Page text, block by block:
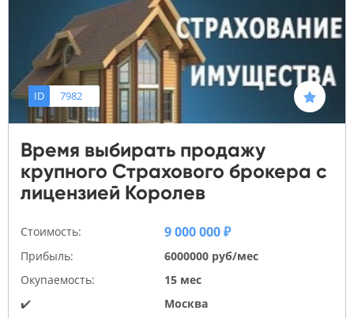
ID 7982
Время выбирать продажу
крупного Страхового брокера с
лицензией Королев
Стоимость: 9 000 000 ₽
Прибыль:
6000000 руб/мес
Окупаемость:
15 мес
✔️
Москва